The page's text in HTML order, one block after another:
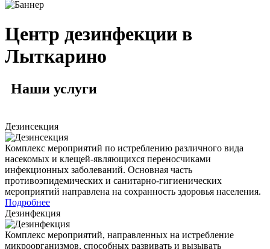
Центр дезинфекции в
Лыткарино
Наши услуги
Дезинсекция
Комплекс мероприятий по истреблению различного вида
насекомых и клещей-являющихся переносчиками
инфекционных заболеваний. Основная часть
противоэпидемических и санитарно-гигиенических
мероприятий направлена на сохранность здоровья населения.
Подробнее
Дезинфекция
Комплекс мероприятий, направленных на истребление
микроорганизмов, способных развивать и вызывать